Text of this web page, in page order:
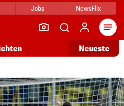
Jobs NewsFlix
Neueste